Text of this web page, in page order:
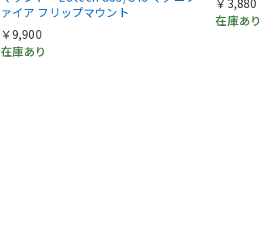
ァイア フリップマウント
￥9,900
在庫あり
在庫あり